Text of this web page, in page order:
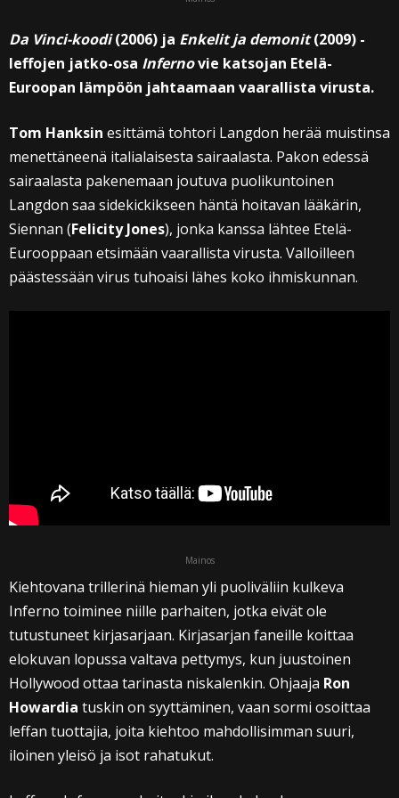
Da Vinci-koodi(2006) ja Enkelit ja demonit(2009) -
leffojen jatko-osa Infernovie katsojan Etelä-
Euroopan lämpöön jahtaamaan vaarallista virusta.
Tom Hanksin esittämä tohtori Langdon herää muistinsa
menettäneenä italialaisesta sairaalasta. Pakon edessä
sairaalasta pakenemaan joutuva puolikuntoinen
Langdon saa sidekickikseen häntä hoitavan lääkärin,
Siennan (Felicity Jones), jonka kanssa lähtee Etelä-
Eurooppaan etsimään vaarallista virusta. Valloilleen
päästessään virus tuhoaisi lähes koko ihmiskunnan.
Mainos
Kiehtovana trillerinä hieman yli puoliväliin kulkeva
Inferno toiminee niille parhaiten, jotka eivät ole
tutustuneet kirjasarjaan. Kirjasarjan faneille koittaa
elokuvan lopussa valtava pettymys, kun juustoinen
Hollywood ottaa tarinasta niskalenkin. Ohjaaja Ron
Howardia tuskin on syyttäminen, vaan sormi osoittaa
leffan tuottajia, joita kiehtoo mahdollisimman suuri,
iloinen yleisö ja isot rahatukut.